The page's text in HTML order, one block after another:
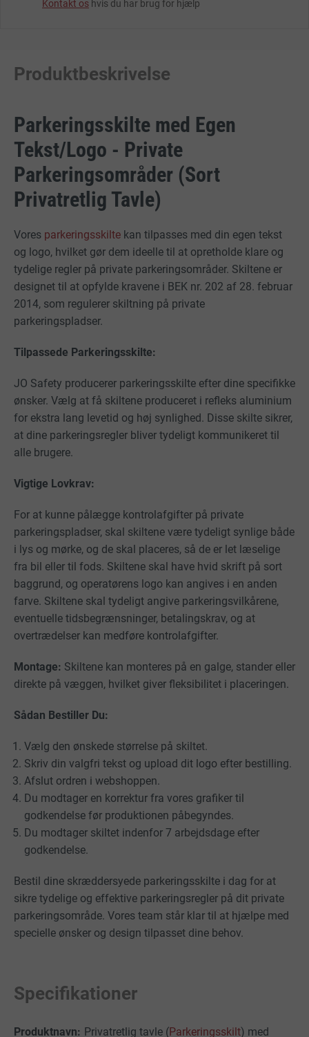
Kontakt os hvis du har brug for hjælp
Produktbeskrivelse
Parkeringsskilte med Egen
Tekst/Logo - Private
Parkeringsområder (Sort
Privatretlig Tavle)
Vores parkeringsskilte kan tilpasses med din egen tekst
og logo, hvilket gør dem ideelle til at opretholde klare og
tydelige regler på private parkeringsområder. Skiltene er
designet til at opfylde kravene i BEK nr. 202 af 28. februar
2014, som regulerer skiltning på private
parkeringspladser.
Tilpassede Parkeringsskilte:
JO Safety producerer parkeringsskilte efter dine specifikke
ønsker. Vælg at få skiltene produceret i refleks aluminium
for ekstra lang levetid og høj synlighed. Disse skilte sikrer,
at dine parkeringsregler bliver tydeligt kommunikeret til
alle brugere.
Vigtige Lovkrav:
For at kunne pålægge kontrolafgifter på private
parkeringspladser, skal skiltene være tydeligt synlige både
i lys og mørke, og de skal placeres, så de er let læselige
fra bil eller til fods. Skiltene skal have hvid skrift på sort
baggrund, og operatørens logo kan angives i en anden
farve. Skiltene skal tydeligt angive parkeringsvilkårene,
eventuelle tidsbegrænsninger, betalingskrav, og at
overtrædelser kan medføre kontrolafgifter.
Montage: Skiltene kan monteres på en galge, stander eller
direkte på væggen, hvilket giver fleksibilitet i placeringen.
Sådan Bestiller Du:
Vælg den ønskede størrelse på skiltet.
Skriv din valgfri tekst og upload dit logo efter bestilling.
Afslut ordren i webshoppen.
Du modtager en korrektur fra vores grafiker til
godkendelse før produktionen påbegyndes.
Du modtager skiltet indenfor 7 arbejdsdage efter
godkendelse.
Bestil dine skræddersyede parkeringsskilte i dag for at
sikre tydelige og effektive parkeringsregler på dit private
parkeringsområde. Vores team står klar til at hjælpe med
specielle ønsker og design tilpasset dine behov.
Specifikationer
Privatretlig tavle (Parkeringsskilt) med